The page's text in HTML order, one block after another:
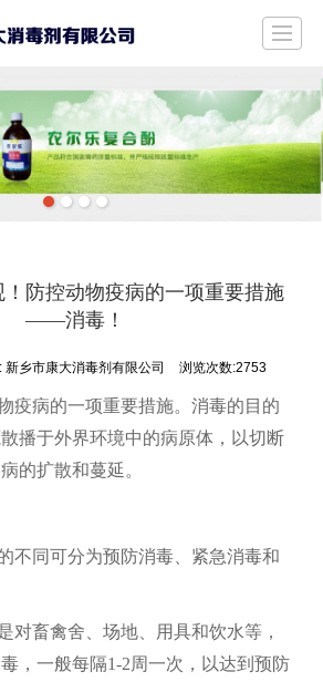
产品展示 荣誉证书 留言反馈 联系我们
防控动物疫病的一项重要措施
——消毒！
新乡市康大消毒剂有限公司 浏览次数:2753
疫病的一项重要措施。消毒的目的
播于外界环境中的病原体，以切断
的扩散和蔓延。
不同可分为预防消毒、紧急消毒和
对畜禽舍、场地、用具和饮水等，
，一般每隔1-2周一次，以达到预防